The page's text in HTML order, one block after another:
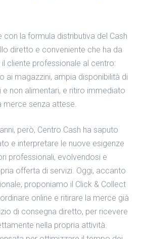
con la formula distributiva del Cash
diretto e conveniente che ha da
cliente professionale al centro:
ai magazzini, ampia disponibilità di
non alimentari, e ritiro immediato
merce senza attese.
però, Centro Cash ha saputo
e interpretare le nuove esigenze
professionali, evolvendosi e
offerta di servizi. Oggi, accanto
proponiamo il Click & Collect
online e ritirare la merce già
di consegna diretto, per ricevere
nella propria attività.